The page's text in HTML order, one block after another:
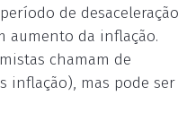
de desaceleração
aumento da inflação.
chamam de
inflação), mas pode ser